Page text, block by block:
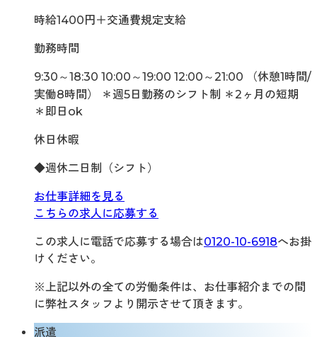
時給1400円＋交通費規定支給
勤務時間
9:30～18:30 10:00～19:00 12:00～21:00 （休憩1時間/
実働8時間） ＊週5日勤務のシフト制 ＊2ヶ月の短期
＊即日ok
休日休暇
◆週休二日制（シフト）
お仕事詳細を見る
こちらの求人に応募する
この求人に電話で応募する場合は0120-10-6918へお掛
けください。
※上記以外の全ての労働条件は、お仕事紹介までの間
に弊社スタッフより開示させて頂きます。
派遣